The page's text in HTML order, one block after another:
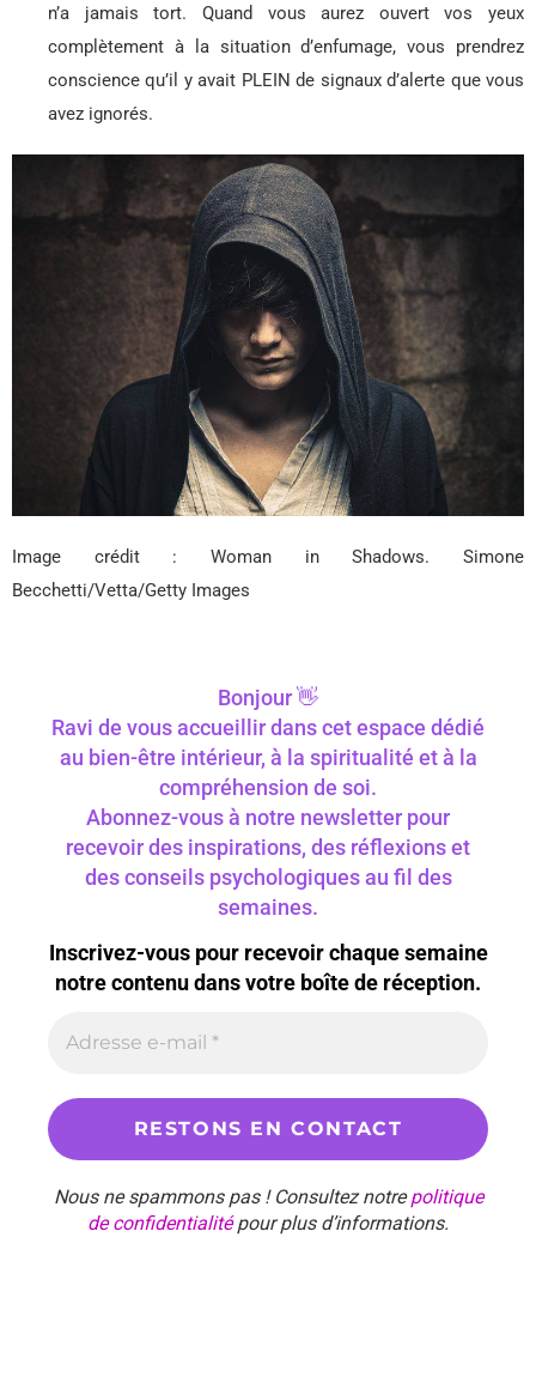
n’a jamais tort. Quand vous aurez ouvert vos yeux
complètement à la situation d’enfumage, vous prendrez
conscience qu’il y avait PLEIN de signaux d’alerte que vous
avez ignorés.
Image crédit : Woman in Shadows. Simone
Becchetti/Vetta/Getty Images
Bonjour 👋
Ravi de vous accueillir dans cet espace dédié
au bien-être intérieur, à la spiritualité et à la
compréhension de soi.
Abonnez-vous à notre newsletter pour
recevoir des inspirations, des réflexions et
des conseils psychologiques au fil des
semaines.
Inscrivez-vous pour recevoir chaque semaine
notre contenu dans votre boîte de réception.
Nous ne spammons pas ! Consultez notrepolitique
de confidentialitépour plus d’informations.